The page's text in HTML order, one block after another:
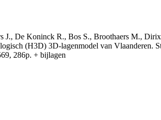
J., De Koninck R., Bos S., Broothaers M.,
(H3D) 3D-lagenmodel van Vlaanderen.
286p. + bijlagen